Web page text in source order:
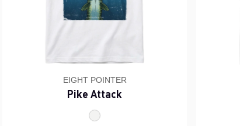
EIGHT POINTER
Pike Attack